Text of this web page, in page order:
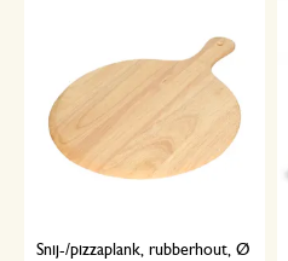
Snij-/pizzaplank, rubberhout, Ø